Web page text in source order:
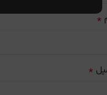
*
*